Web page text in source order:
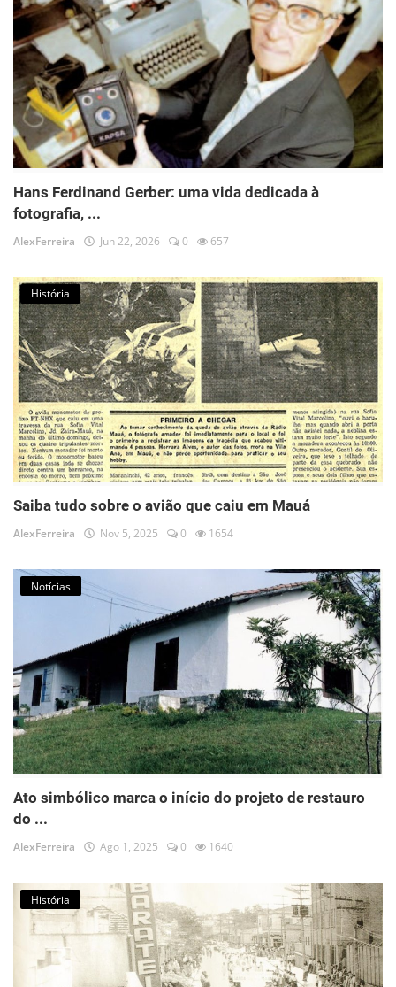
Hans Ferdinand Gerber: uma vida dedicada à
fotografia, ...
AlexFerreira Jun 22, 2026 0 657
História
Saiba tudo sobre o avião que caiu em Mauá
AlexFerreira Nov 5, 2025 0 1654
Notícias
Ato simbólico marca o início do projeto de restauro
do ...
AlexFerreira Ago 1, 2025 0 1640
História